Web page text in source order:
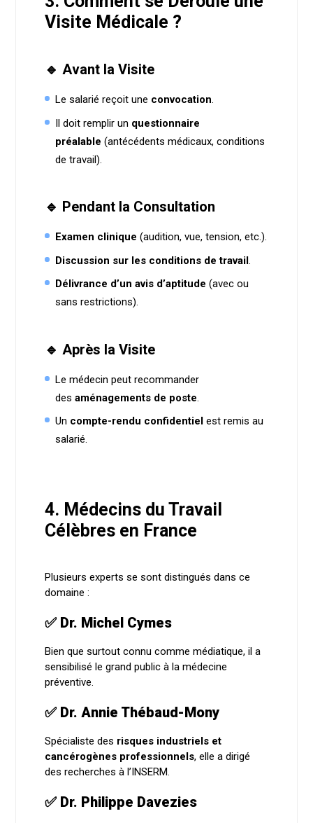
Visite Médicale ?
🔹 Avant la Visite
Le salarié reçoit une convocation.
Il doit remplir un questionnaire
préalable (antécédents médicaux, conditions
de travail).
🔹 Pendant la Consultation
Examen clinique (audition, vue, tension, etc.).
Discussion sur les conditions de travail.
Délivrance d’un avis d’aptitude (avec ou
sans restrictions).
🔹 Après la Visite
Le médecin peut recommander
des aménagements de poste.
Un compte-rendu confidentiel est remis au
salarié.
4. Médecins du Travail
Célèbres en France
Plusieurs experts se sont distingués dans ce
domaine :
✅ Dr. Michel Cymes
Bien que surtout connu comme médiatique, il a
sensibilisé le grand public à la médecine
préventive.
✅ Dr. Annie Thébaud-Mony
Spécialiste des risques industriels et
cancérogènes professionnels, elle a dirigé
des recherches à l’INSERM.
✅ Dr. Philippe Davezies